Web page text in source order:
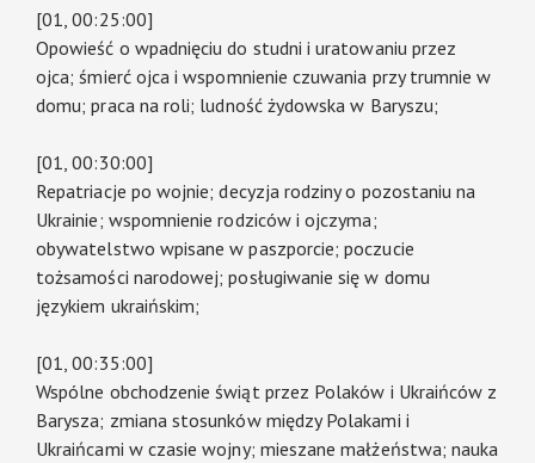
[01, 00:25:00]
Opowieść o wpadnięciu do studni i uratowaniu przez
ojca; śmierć ojca i wspomnienie czuwania przy trumnie w
domu; praca na roli; ludność żydowska w Baryszu;
[01, 00:30:00]
Repatriacje po wojnie; decyzja rodziny o pozostaniu na
Ukrainie; wspomnienie rodziców i ojczyma;
obywatelstwo wpisane w paszporcie; poczucie
tożsamości narodowej; posługiwanie się w domu
językiem ukraińskim;
[01, 00:35:00]
Wspólne obchodzenie świąt przez Polaków i Ukraińców z
Barysza; zmiana stosunków między Polakami i
Ukraińcami w czasie wojny; mieszane małżeństwa; nauka